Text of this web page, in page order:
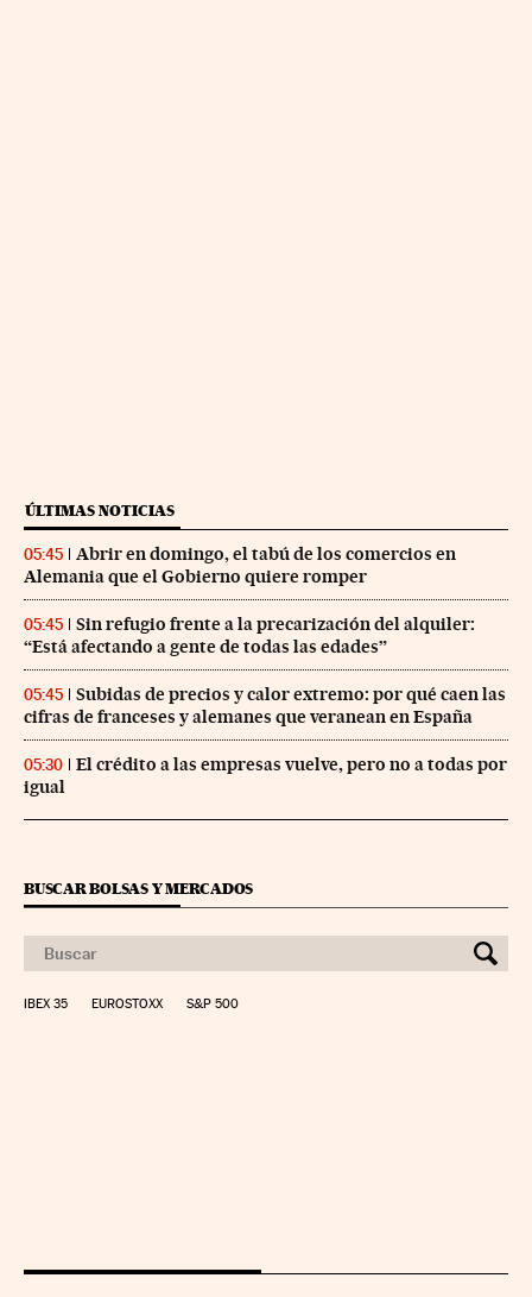
ÚLTIMAS NOTICIAS
05:45
Abrir en domingo, el tabú de los comercios en
Alemania que el Gobierno quiere romper
05:45
Sin refugio frente a la precarización del alquiler:
“Está afectando a gente de todas las edades”
05:45
Subidas de precios y calor extremo: por qué caen las
cifras de franceses y alemanes que veranean en España
05:30
El crédito a las empresas vuelve, pero no a todas por
igual
BUSCAR BOLSAS Y MERCADOS
IBEX 35 EUROSTOXX S&P 500